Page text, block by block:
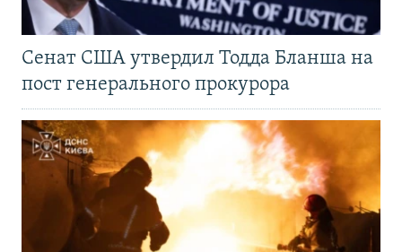
Сенат США утвердил Тодда Бланша на
пост генерального прокурора